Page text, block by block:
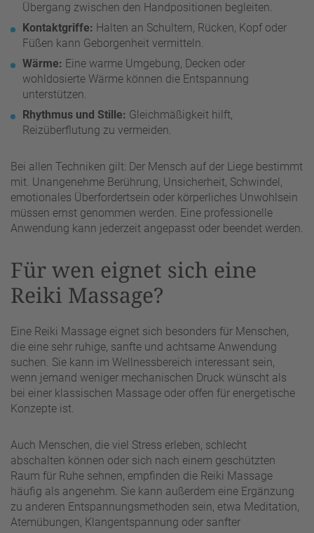
Übergang zwischen den Handpositionen begleiten.
Kontaktgriffe: Halten an Schultern, Rücken, Kopf oder
Füßen kann Geborgenheit vermitteln.
Wärme: Eine warme Umgebung, Decken oder
wohldosierte Wärme können die Entspannung
unterstützen.
Rhythmus und Stille: Gleichmäßigkeit hilft,
Reizüberflutung zu vermeiden.
Bei allen Techniken gilt: Der Mensch auf der Liege bestimmt
mit. Unangenehme Berührung, Unsicherheit, Schwindel,
emotionales Überfordertsein oder körperliches Unwohlsein
müssen ernst genommen werden. Eine professionelle
Anwendung kann jederzeit angepasst oder beendet werden.
Für wen eignet sich eine
Reiki Massage?
Eine Reiki Massage eignet sich besonders für Menschen,
die eine sehr ruhige, sanfte und achtsame Anwendung
suchen. Sie kann im Wellnessbereich interessant sein,
wenn jemand weniger mechanischen Druck wünscht als
bei einer klassischen Massage oder offen für energetische
Konzepte ist.
Auch Menschen, die viel Stress erleben, schlecht
abschalten können oder sich nach einem geschützten
Raum für Ruhe sehnen, empfinden die Reiki Massage
häufig als angenehm. Sie kann außerdem eine Ergänzung
zu anderen Entspannungsmethoden sein, etwa Meditation,
Atemübungen, Klangentspannung oder sanfter